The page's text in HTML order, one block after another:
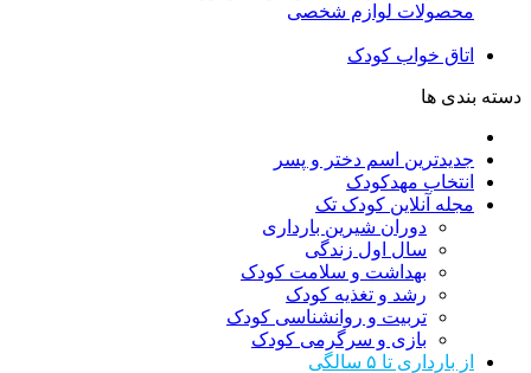
محصولات لوازم شخصی
اتاق خواب کودک
دسته بندی ها
جدیدترین اسم دختر و پسر
انتخاب مهدکودک
مجله آنلاین کودک تک
دوران شیرین بارداری
سال اول زندگی
بهداشت و سلامت کودک
رشد و تغذیه کودک
تربیت و روانشناسی کودک
بازی و سرگرمی کودک
از بارداری تا ۵ سالگی